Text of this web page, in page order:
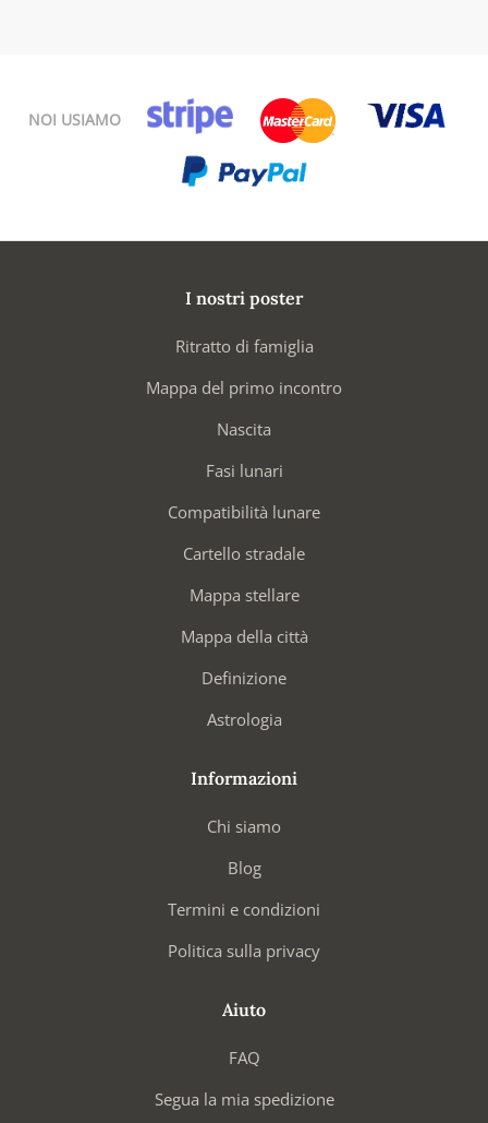
NOI USIAMO
I nostri poster
Ritratto di famiglia
Mappa del primo incontro
Nascita
Fasi lunari
Compatibilità lunare
Cartello stradale
Mappa stellare
Mappa della città
Definizione
Astrologia
Informazioni
Chi siamo
Blog
Termini e condizioni
Politica sulla privacy
Aiuto
FAQ
Segua la mia spedizione